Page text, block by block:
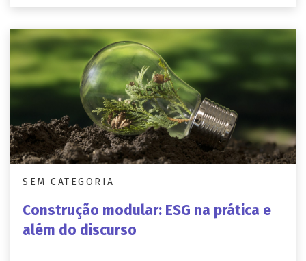
SEM CATEGORIA
Construção modular: ESG na prática e
além do discurso